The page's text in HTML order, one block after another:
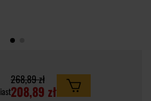
268,89 zł
208,89 zł